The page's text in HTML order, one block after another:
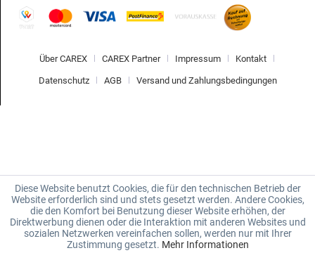
Über CAREX CAREX Partner Impressum Kontakt
Datenschutz AGB Versand und Zahlungsbedingungen
Diese Website benutzt Cookies, die für den technischen Betrieb der
Website erforderlich sind und stets gesetzt werden. Andere Cookies,
die den Komfort bei Benutzung dieser Website erhöhen, der
Direktwerbung dienen oder die Interaktion mit anderen Websites und
sozialen Netzwerken vereinfachen sollen, werden nur mit Ihrer
Zustimmung gesetzt. Mehr Informationen